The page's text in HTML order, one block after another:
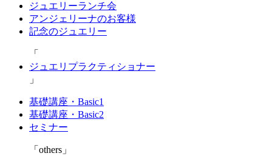
ジュエリーランチ会
アンジェリーナのお客様
記念のジュエリー
ジュエリプラクティショナー
基礎講座・Basic1
基礎講座・Basic2
セミナー
others